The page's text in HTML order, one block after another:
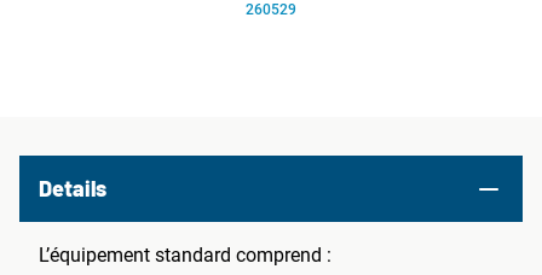
260529
Details
L’équipement standard comprend :